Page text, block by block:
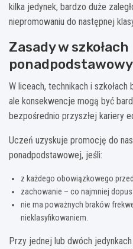
kilka jedynek, bardzo duże
niepromowaniu do następnej
Zasady w szkołach
W liceach, technikach i
ale konsekwencje mogą być
bezpośrednio przyszłej kariery
Uczeń uzyskuje promocję do
ponadpodstawowej, jeśli:
z każdego obowiązkowego
zachowanie – co najmniej
nie ma poważnych braków
nieklasyfikowaniem.
Przy jednej lub dwóch